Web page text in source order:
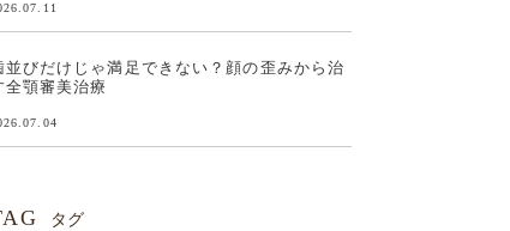
並びだけじゃ満足できない？顔の歪みから治
全顎審美治療
タグ